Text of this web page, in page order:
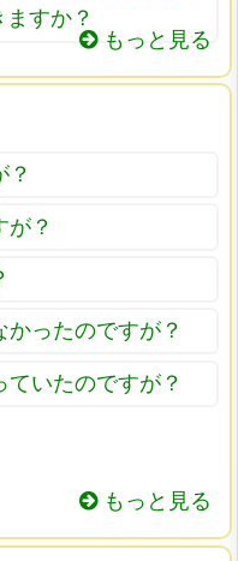
すか？
もっと見る
？
ったのですが？
いたのですが？
もっと見る